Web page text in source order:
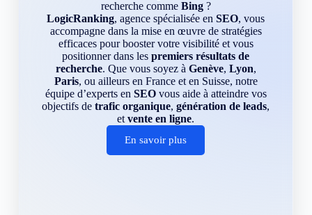
recherche comme Bing?
LogicRanking, agence spécialisée enSEO, vous
accompagne dans la mise en œuvre de stratégies
efficaces pour booster votre visibilité et vous
positionner dans lespremiers résultats de
recherche. Que vous soyez à Genève, Lyon,
Paris, ou ailleurs en France et en Suisse, notre
équipe d’experts en SEOvous aide à atteindre vos
objectifs detrafic organique,génération de leads,
etvente en ligne.
En savoir plus